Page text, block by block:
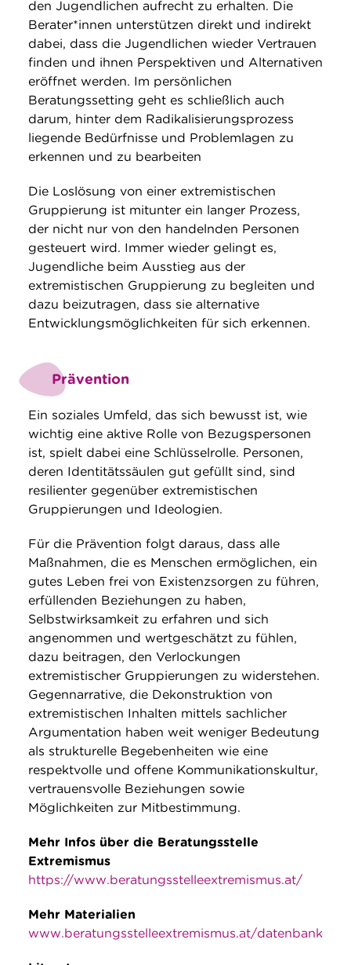
den Jugendlichen aufrecht zu erhalten. Die
Berater*innen unterstützen direkt und indirekt
dabei, dass die Jugendlichen wieder Vertrauen
finden und ihnen Perspektiven und Alternativen
eröffnet werden. Im persönlichen
Beratungssetting geht es schließlich auch
darum, hinter dem Radikalisierungsprozess
liegende Bedürfnisse und Problemlagen zu
erkennen und zu bearbeiten
Die Loslösung von einer extremistischen
Gruppierung ist mitunter ein langer Prozess,
der nicht nur von den handelnden Personen
gesteuert wird. Immer wieder gelingt es,
Jugendliche beim Ausstieg aus der
extremistischen Gruppierung zu begleiten und
dazu beizutragen, dass sie alternative
Entwicklungsmöglichkeiten für sich erkennen.
Prävention
Ein soziales Umfeld, das sich bewusst ist, wie
wichtig eine aktive Rolle von Bezugspersonen
ist, spielt dabei eine Schlüsselrolle. Personen,
deren Identitätssäulen gut gefüllt sind, sind
resilienter gegenüber extremistischen
Gruppierungen und Ideologien.
Für die Prävention folgt daraus, dass alle
Maßnahmen, die es Menschen ermöglichen, ein
gutes Leben frei von Existenzsorgen zu führen,
erfüllenden Beziehungen zu haben,
Selbstwirksamkeit zu erfahren und sich
angenommen und wertgeschätzt zu fühlen,
dazu beitragen, den Verlockungen
extremistischer Gruppierungen zu widerstehen.
Gegennarrative, die Dekonstruktion von
extremistischen Inhalten mittels sachlicher
Argumentation haben weit weniger Bedeutung
als strukturelle Begebenheiten wie eine
respektvolle und offene Kommunikationskultur,
vertrauensvolle Beziehungen sowie
Möglichkeiten zur Mitbestimmung.
Mehr Infos über die Beratungsstelle
Extremismus
https://www.beratungsstelleextremismus.at/
Mehr Materialien
www.beratungsstelleextremismus.at/datenbank